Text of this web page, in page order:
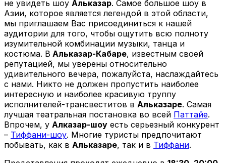
не увидеть шоу Альказар. Самое большое шоу в
Азии, которое является легендой в этой области,
мы приглашаем Вас присоединиться к нашей
аудитории для того, чтобы ощутить всю полноту
изумительной комбинации музыки, танца и
костюма. В Альказар-Кабаре, известным своей
репутацией, мы уверены относительно
удивительного вечера, пожалуйста, наслаждайтесь
с нами. Никто не должен пропустить наиболее
интересную и наиболее красивую труппу
исполнителей-трансвеститов в Альказаре. Самая
лучшая театральная постановка во всей Паттайе.
Впрочем, у Алказар-шоу есть серьезный конкурент
– Тиффани-шоу. Многие туристы предпочитают
побывать, как в Альказаре, так и в Тиффани.